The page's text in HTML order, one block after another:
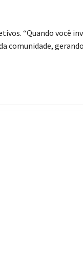
“Quando você
comunidade,